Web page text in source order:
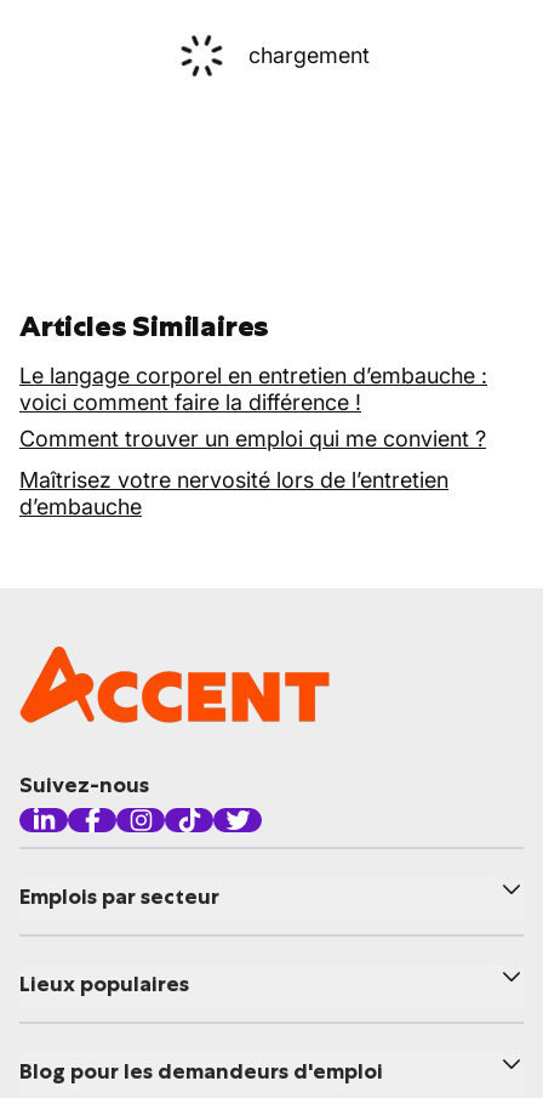
chargement
Articles Similaires
Le langage corporel en entretien d’embauche :
voici comment faire la différence !
Comment trouver un emploi qui me convient ?
Maîtrisez votre nervosité lors de l’entretien
d’embauche
Suivez-nous
Emplois par secteur
Lieux populaires
Blog pour les demandeurs d'emploi